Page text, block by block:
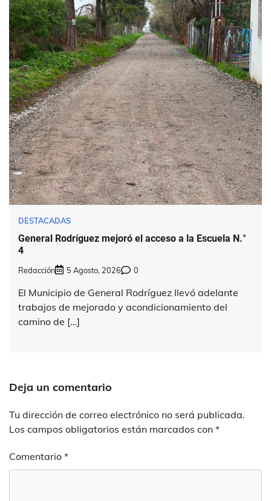
DESTACADAS
General Rodríguez mejoró el acceso a la Escuela N.°
4
Redacción 5 Agosto, 2026 0
El Municipio de General Rodríguez llevó adelante
trabajos de mejorado y acondicionamiento del
camino de […]
Deja un comentario
Tu dirección de correo electrónico no será publicada.
Los campos obligatorios están marcados con *
Comentario *